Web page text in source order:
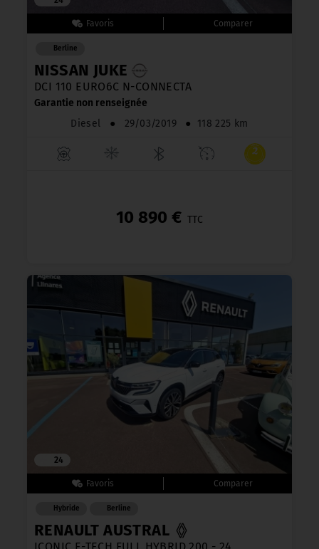
Berline
NISSAN JUKE
DCI 110 EURO6C N-CONNECTA
Garantie non renseignée
Diesel
● 29/03/2019 ● 118 225 km
10 890 € TTC
24
Hybride Berline
RENAULT AUSTRAL